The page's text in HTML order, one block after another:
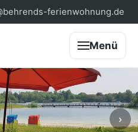
ferienwohnung.de
Menü
›